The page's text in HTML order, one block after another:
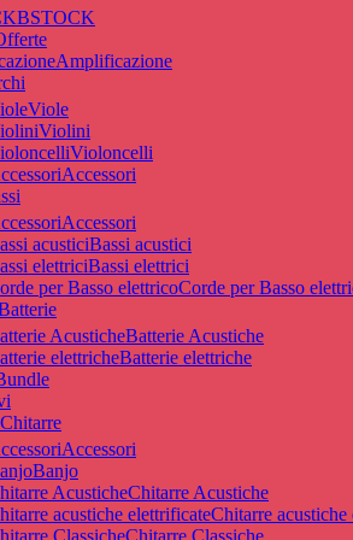
BSTOCK
Amplificazione
Viole
Violini
Violoncelli
Accessori
Accessori
Bassi acustici
Bassi elettrici
Corde per Basso
Batterie Acustiche
Batterie elettriche
Chitarre
Accessori
Banjo
Chitarre Acustiche
Chitarre acustiche